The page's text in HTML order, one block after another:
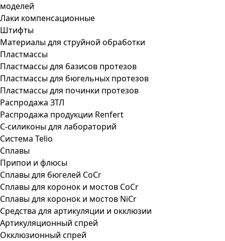
моделей
Лаки компенсационные
Штифты
Материалы для струйной обработки
Пластмассы
Пластмассы для базисов протезов
Пластмассы для бюгельных протезов
Пластмассы для починки протезов
Распродажа ЗТЛ
Распродажа продукции Renfert
С-силиконы для лабораторий
Система Telio
Сплавы
Припои и флюсы
Сплавы для бюгелей CoCr
Сплавы для коронок и мостов CoCr
Сплавы для коронок и мостов NiCr
Средства для артикуляции и окклюзии
Артикуляционный спрей
Окклюзионный спрей